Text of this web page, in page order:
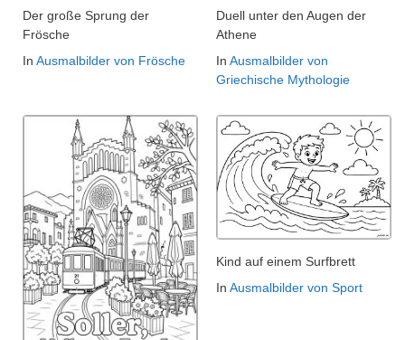
Der große Sprung der
Frösche
In Ausmalbilder von Frösche
Duell unter den Augen der
Athene
In Ausmalbilder von
Griechische Mythologie
Kind auf einem Surfbrett
In Ausmalbilder von Sport